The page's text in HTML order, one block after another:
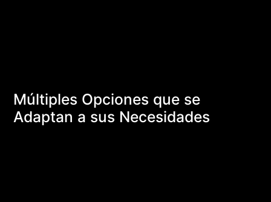
Múltiples Opciones que se
Adaptan a sus Necesidades